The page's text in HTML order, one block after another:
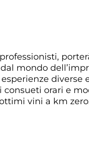
mondo
diverse
orari e
vini a km